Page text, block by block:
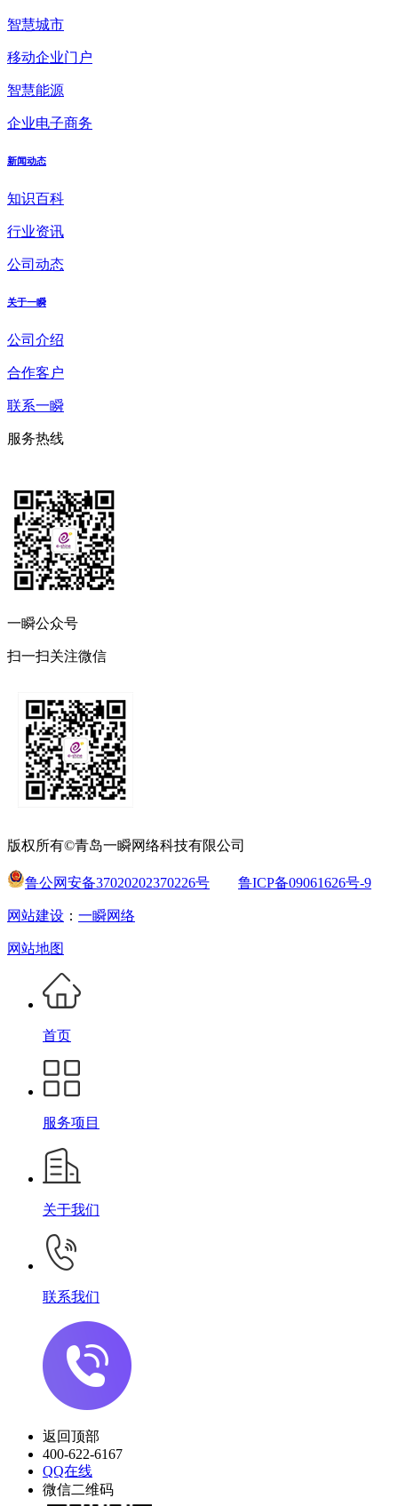
智慧城市
移动企业门户
智慧能源
企业电子商务
新闻动态
知识百科
行业资讯
公司动态
关于一瞬
公司介绍
合作客户
联系一瞬
服务热线
一瞬公众号
扫一扫关注微信
版权所有©青岛一瞬网络科技有限公司
鲁公网安备37020202370226号 鲁ICP备09061626号-9
网站建设 ： 一瞬网络
网站地图
首页
服务项目
关于我们
联系我们
返回顶部
400-622-6167
QQ在线
微信二维码